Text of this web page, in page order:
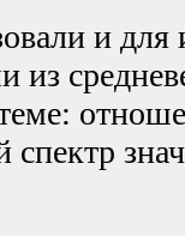
и для
из